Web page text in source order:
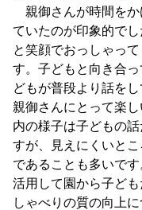
親御さんが時間をか
ていたのが印象的で
と笑顔でおっしゃっ
す。子どもと向き合
どもが普段より話を
親御さんにとって楽
内の様子は子どもの
すが、見えにくいと
であることも多いで
活用して園から子ど
しゃべりの質の向上